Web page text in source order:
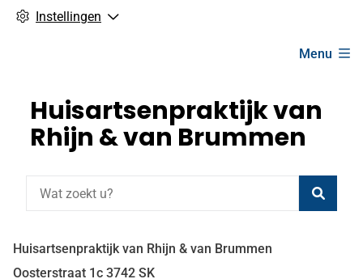
Instellingen
Menu
Huisartsenpraktijk van
Rhijn & van Brummen
Huisartsenpraktijk van Rhijn & van Brummen
Oosterstraat 1c 3742 SK